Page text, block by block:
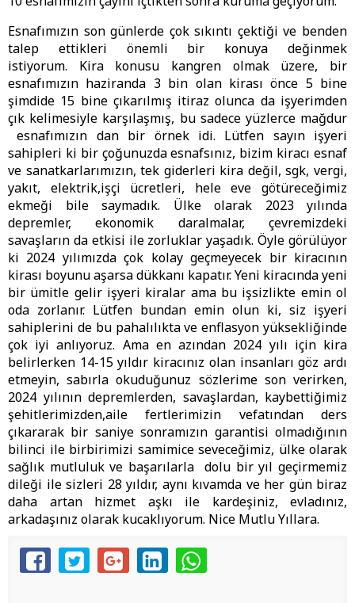
Esnafımızın son günlerde çok sıkıntı çektiği ve benden
talep ettikleri önemli bir konuya değinmek
istiyorum. Kira konusu kangren olmak üzere, bir
esnafımızın haziranda 3 bin olan kirası önce 5 bine
şimdide 15 bine çıkarılmış itiraz olunca da işyerimden
çık kelimesiyle karşılaşmış, bu sadece yüzlerce mağdur
esnafımızın dan bir örnek idi. Lütfen sayın işyeri
sahipleri ki bir çoğunuzda esnafsınız, bizim kiracı esnaf
ve sanatkarlarımızın, tek giderleri kira değil, sgk, vergi,
yakıt, elektrik,işçi ücretleri, hele eve götüreceğimiz
ekmeği bile saymadık. Ülke olarak 2023 yılında
depremler, ekonomik daralmalar, çevremizdeki
savaşların da etkisi ile zorluklar yaşadık. Öyle görülüyor
ki 2024 yılımızda çok kolay geçmeyecek bir kiracının
kirası boyunu aşarsa dükkanı kapatır. Yeni kiracında yeni
bir ümitle gelir işyeri kiralar ama bu işsizlikte emin ol
oda zorlanır. Lütfen bundan emin olun ki, siz işyeri
sahiplerini de bu pahalılıkta ve enflasyon yüksekliğinde
çok iyi anlıyoruz. Ama en azından 2024 yılı için kira
belirlerken 14-15 yıldır kiracınız olan insanları göz ardı
etmeyin, sabırla okuduğunuz sözlerime son verirken,
2024 yılının depremlerden, savaşlardan, kaybettiğimiz
şehitlerimizden,aile fertlerimizin vefatından ders
çıkararak bir saniye sonramızın garantisi olmadığının
bilinci ile birbirimizi samimice seveceğimiz, ülke olarak
sağlık mutluluk ve başarılarla dolu bir yıl geçirmemiz
dileği ile sizleri 28 yıldır, aynı kıvamda ve her gün biraz
daha artan hizmet aşkı ile kardeşiniz, evladınız,
arkadaşınız olarak kucaklıyorum. Nice Mutlu Yıllara.